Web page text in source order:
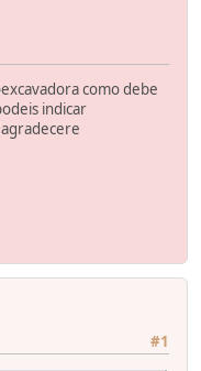
como debe
indicar
#1